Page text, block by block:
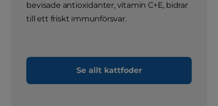
bevisade antioxidanter, vitamin C+E, bidrar
till ett friskt immunförsvar.
Se allt kattfoder